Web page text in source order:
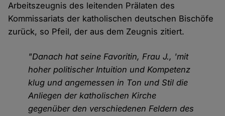
Arbeitszeugnis des leitenden Prälaten des
Kommissariats der katholischen deutschen Bischöfe
zurück, so Pfeil, der aus dem Zeugnis zitiert.
"Danach hat seine Favoritin, Frau J., 'mit
hoher politischer Intuition und Kompetenz
klug und angemessen in Ton und Stil die
Anliegen der katholischen Kirche
gegenüber den verschiedenen Feldern des